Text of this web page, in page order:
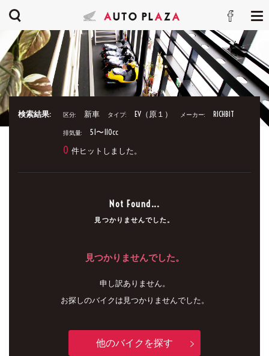
検索結果: 区分: 新車 タイプ: EV（原１） メーカー: RICHBIT
排気量: 51〜110cc
0 件ヒットしました。
Not Found...
見つかりませんでした。
見つかりませんでした。
申し訳ありません。
お探しのバイクは見つかりませんでした。
他のバイクを探す